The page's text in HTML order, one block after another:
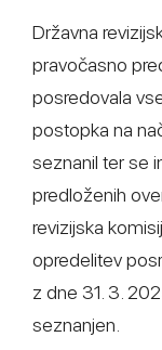
Državna
pravočasno
posredovala
postopka na
seznanil ter se
predloženih
revizijska
opredelitev
z dne 31. 3.
seznanjen.